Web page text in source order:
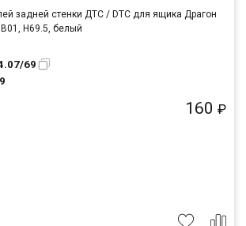
задней стенки ДТС / DTC для ящика Драгон
H69.5, белый
69
160 ₽